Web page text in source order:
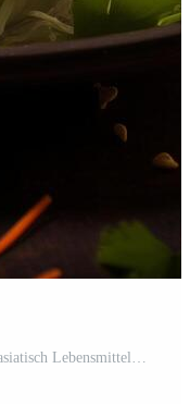
Teller mit Frühling Rollen mit Gemüse, asiatisch Lebensmittel. Foto zum Restaurant Speisekarte, Werbung, Lieferung, Banner Kostenloses Foto